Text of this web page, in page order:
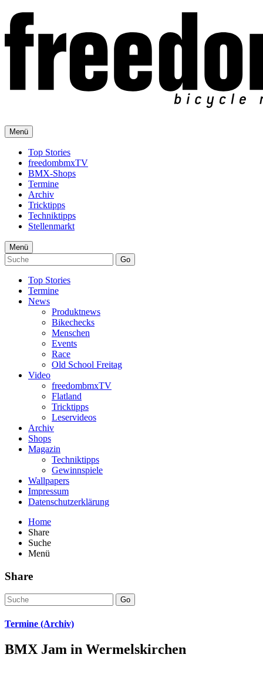
Menü
Top Stories
freedombmxTV
BMX-Shops
Termine
Archiv
Tricktipps
Techniktipps
Stellenmarkt
Menü
Go
Top Stories
Termine
News
Produktnews
Bikechecks
Menschen
Events
Race
Old School Freitag
Video
freedombmxTV
Flatland
Tricktipps
Leservideos
Archiv
Shops
Magazin
Techniktipps
Gewinnspiele
Wallpapers
Impressum
Datenschutzerklärung
Home
Share
Suche
Menü
Share
Go
Termine (Archiv)
BMX Jam in Wermelskirchen